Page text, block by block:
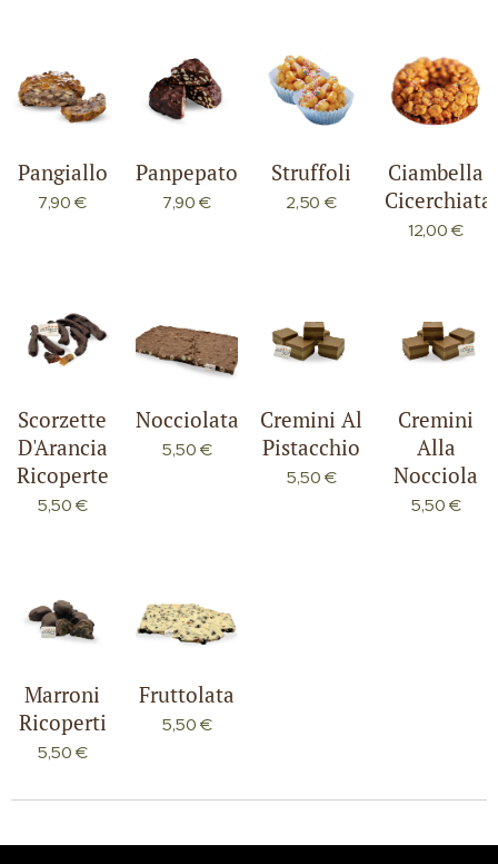
Pangiallo
7,90 €
Panpepato
7,90 €
Struffoli
2,50 €
Ciambella
Cicerchiata
12,00 €
Scorzette
D'Arancia
Ricoperte
5,50 €
Nocciolata
5,50 €
Cremini Al
Pistacchio
5,50 €
Cremini
Alla
Nocciola
5,50 €
Marroni
Ricoperti
5,50 €
Fruttolata
5,50 €